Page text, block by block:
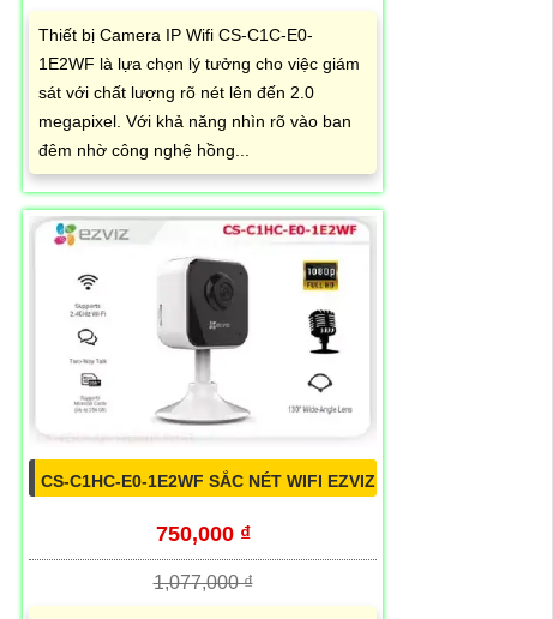
Thiết bị Camera IP Wifi CS-C1C-E0-
1E2WF là lựa chọn lý tưởng cho việc giám
sát với chất lượng rõ nét lên đến 2.0
megapixel. Với khả năng nhìn rõ vào ban
đêm nhờ công nghệ hồng...
CS-C1HC-E0-1E2WF SẮC NÉT WIFI EZVIZ
750,000 ₫
1,077,000 ₫